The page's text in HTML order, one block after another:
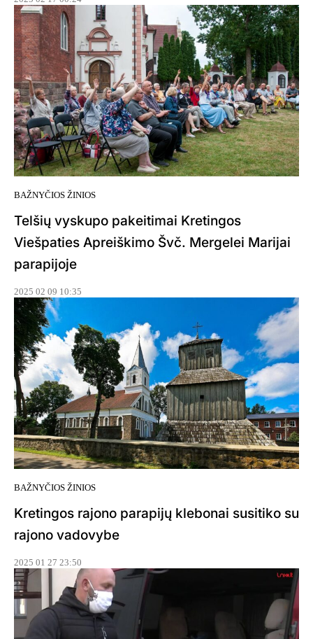
BAŽNYČIOS ŽINIOS
Telšių vyskupo pakeitimai Kretingos
Viešpaties Apreiškimo Švč. Mergelei Marijai
parapijoje
2025 02 09 10:35
BAŽNYČIOS ŽINIOS
Kretingos rajono parapijų klebonai susitiko su
rajono vadovybe
2025 01 27 23:50